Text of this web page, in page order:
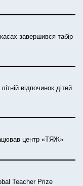
завершився табір
відпочинок дітей
центр «ТЯЖ»
Teacher Prize